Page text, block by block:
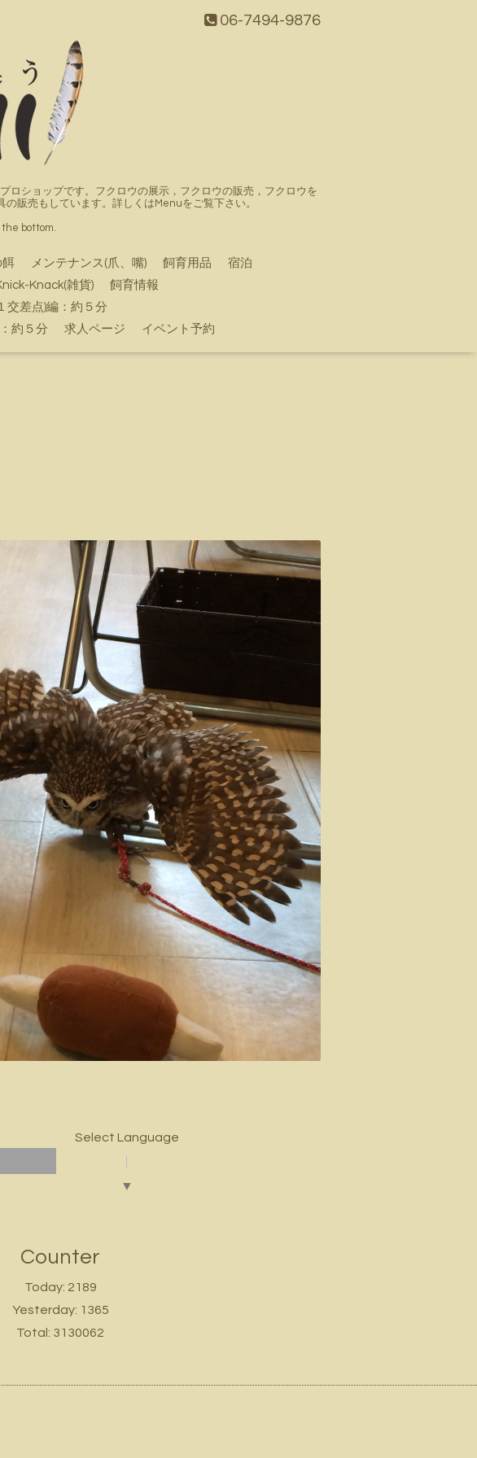
06-7494-9876
ロショップです。フクロウの展示，フクロウの販売，フクロウを
販売もしています。詳しくはMenuをご覧下さい。
bottom.
餌 メンテナンス(爪、嘴) 飼育用品
宿泊
Knack(雑貨)
飼育情報
交差点)編：約５分
約５分
求人ページ イベント予約
Select Language
▼
Counter
Today: 2189
Yesterday: 1365
Total: 3130062